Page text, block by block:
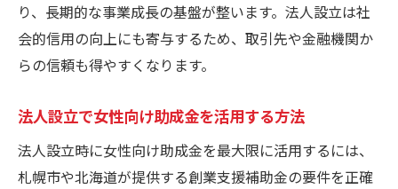
り、長期的な事業成長の基盤が整います。法人設立は社
会的信用の向上にも寄与するため、取引先や金融機関か
らの信頼も得やすくなります。
法人設立で女性向け助成金を活用する方法
法人設立時に女性向け助成金を最大限に活用するには、
札幌市や北海道が提供する創業支援補助金の要件を正確